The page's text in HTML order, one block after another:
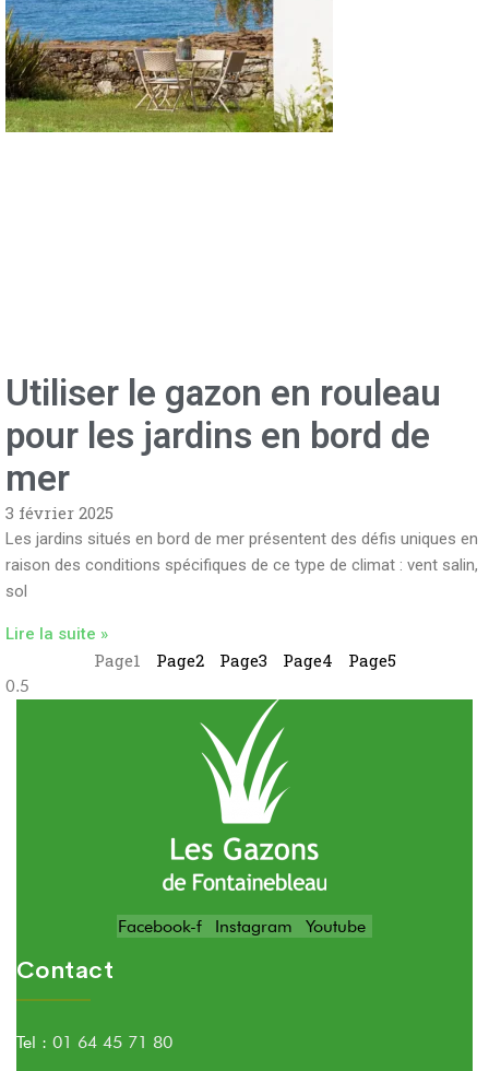
Utiliser le gazon en rouleau
pour les jardins en bord de
mer
3 février 2025
Les jardins situés en bord de mer présentent des défis uniques en
raison des conditions spécifiques de ce type de climat : vent salin,
sol
Lire la suite »
Page1 Page2 Page3 Page4 Page5
Facebook-f Instagram Youtube
Contact
Tel : 01 64 45 71 80